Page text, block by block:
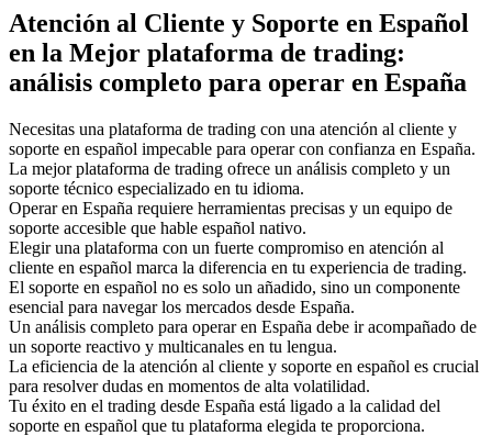
Atención al Cliente y Soporte en Español
en la Mejor plataforma de trading:
análisis completo para operar en España
Necesitas una plataforma de trading con una atención al cliente y
soporte en español impecable para operar con confianza en España.
La mejor plataforma de trading ofrece un análisis completo y un
soporte técnico especializado en tu idioma.
Operar en España requiere herramientas precisas y un equipo de
soporte accesible que hable español nativo.
Elegir una plataforma con un fuerte compromiso en atención al
cliente en español marca la diferencia en tu experiencia de trading.
El soporte en español no es solo un añadido, sino un componente
esencial para navegar los mercados desde España.
Un análisis completo para operar en España debe ir acompañado de
un soporte reactivo y multicanales en tu lengua.
La eficiencia de la atención al cliente y soporte en español es crucial
para resolver dudas en momentos de alta volatilidad.
Tu éxito en el trading desde España está ligado a la calidad del
soporte en español que tu plataforma elegida te proporciona.